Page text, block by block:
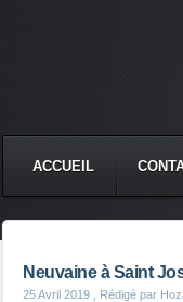
ACCUEIL
Neuvaine à Saint
25 Avril 2019 , Rédigé par